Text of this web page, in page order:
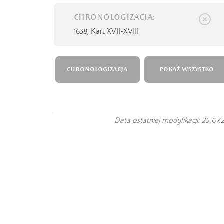
CHRONOLOGIZACJA:
1638, Kart XVII-XVIII
CHRONOLOGIZACJA POKAŻ WSZYSTKO
Data ostatniej modyfikacji: